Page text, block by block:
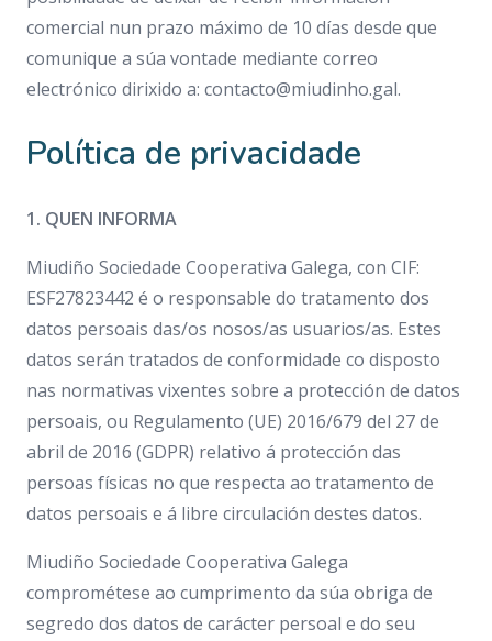
comercial nun prazo máximo de 10 días desde que
comunique a súa vontade mediante correo
electrónico dirixido a: contacto@miudinho.gal.
Política de privacidade
1. QUEN INFORMA
Miudiño Sociedade Cooperativa Galega, con CIF:
ESF27823442 é o responsable do tratamento dos
datos persoais das/os nosos/as usuarios/as. Estes
datos serán tratados de conformidade co disposto
nas normativas vixentes sobre a protección de datos
persoais, ou Regulamento (UE) 2016/679 del 27 de
abril de 2016 (GDPR) relativo á protección das
persoas físicas no que respecta ao tratamento de
datos persoais e á libre circulación destes datos.
Miudiño Sociedade Cooperativa Galega
comprométese ao cumprimento da súa obriga de
segredo dos datos de carácter persoal e do seu